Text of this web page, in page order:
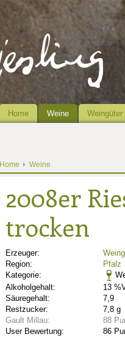
Home Weine Weingüter
Home Weine
2008er
trocken
Erzeuger:
Region:
Pfalz
Kategorie:
Alkoholgehalt:
13
Säuregehalt:
7,9
Restzucker:
7,8 g
Gault Millau:
88
User Bewertung:
86